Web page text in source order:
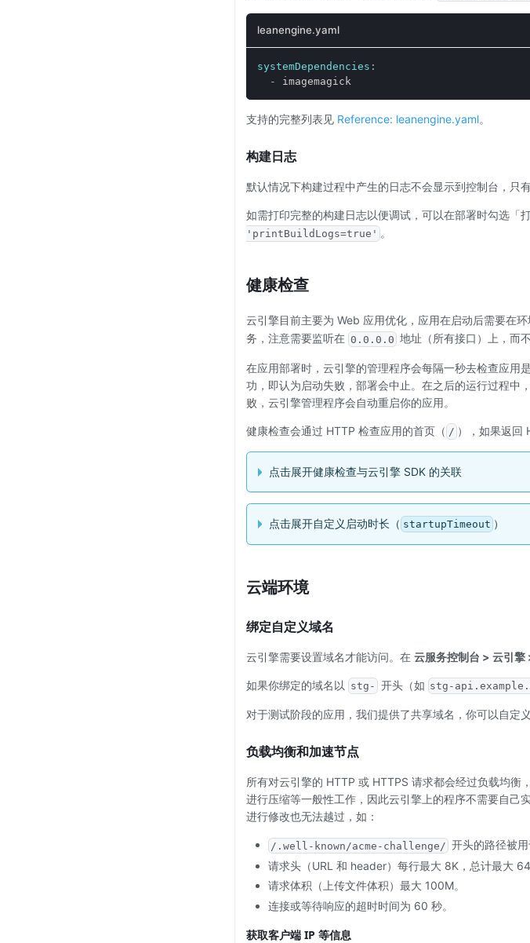
leanengine.yaml
systemDependencies :
-
imagemagick
支持的完整列表见 Reference: leanengine.yaml。
构建日志
默认情况下构建过程中产生的日志不会显示到控制台，只
如需打印完整的构建日志以便调试，可以在部署时勾选「
'printBuildLogs=true' 。
健康检查
云引擎目前主要为 Web 应用优化，应用在启动后需要在
务，注意需要监听在 0.0.0.0 地址（所有接口）上，而
在应用部署时，云引擎的管理程序会每隔一秒去检查应
功，即认为启动失败，部署会中止。在之后的运行过程中
败，云引擎管理程序会自动重启你的应用。
健康检查会通过 HTTP 检查应用的首页（ / ），如果返回
点击展开健康检查与云引擎 SDK 的关联
点击展开自定义启动时长（ startupTimeout ）
云端环境
绑定自定义域名
云引擎需要设置域名才能访问。在 云服务控制台 > 云引擎
如果你绑定的域名以 stg- 开头（如 stg-
对于测试阶段的应用，我们提供了共享域名，你可以自定
负载均衡和加速节点
所有对云引擎的 HTTP 或 HTTPS 请求都会经过负载均衡
进行压缩等一般性工作，因此云引擎上的程序不需要自己
进行修改也无法越过，如：
/.well-known/acme-challenge/ 开头的路径被用
请求头（URL 和 header）每行最大 8K，总计最大
请求体积（上传文件体积）最大 100M。
连接或等待响应的超时时间为 60 秒。
获取客户端 IP 等信息